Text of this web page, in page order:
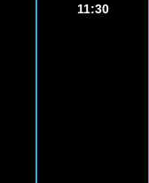
11:30